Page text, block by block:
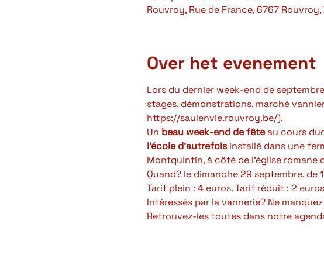
Rouvroy, Rue de France, 6767
Over het evenement
Lors du dernier week-end de
stages, démonstrations, marché
https://saulenvie.rouvroy.be/).
Un beau week-end de fête au cours
l'école d'autrefois installé dans une
Montquintin, à côté de l'église romane
Quand? le dimanche 29 septembre, de
Tarif plein : 4 euros. Tarif réduit : 2
Intéressés par la vannerie? Ne
Retrouvez-les toutes dans notre